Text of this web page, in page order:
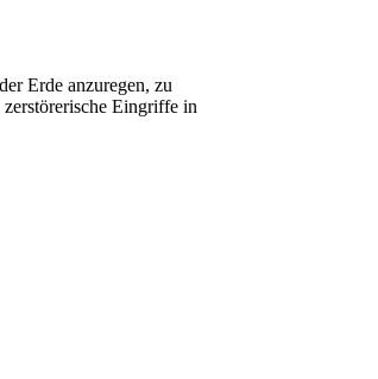
Erde anzuregen, zu
Eingriffe in